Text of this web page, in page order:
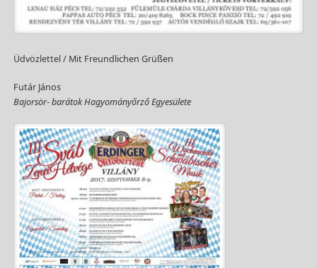
Üdvözlettel / Mit Freundlichen Grüßen
Futár János
Bajorsör- barátok Hagyományőrző Egyesülete